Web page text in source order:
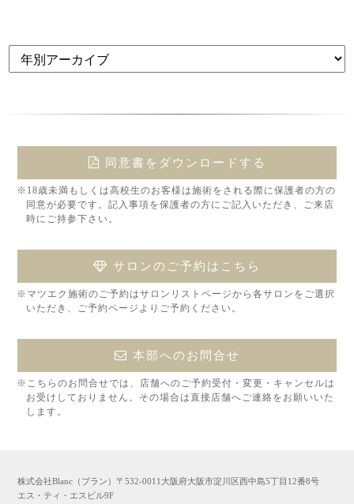
同意書をダウンロードする
※18歳未満もしくは高校生のお客様は施術をされる際に保護者の方の
同意が必要です。記入事項を保護者の方にご記入いただき、ご来店
時にご持参下さい。
サロンのご予約はこちら
※マツエク施術のご予約はサロンリストページから各サロンをご選択
いただき、ご予約ページよりご予約ください。
本部へのお問合せ
※こちらのお問合せでは、店舗へのご予約受付・変更・キャンセルは
お受けしておりません。その場合は直接店舗へご連絡をお願いいた
します。
株式会社Blanc（ブラン）〒532-0011大阪府大阪市淀川区西中島5丁目12番8号
エス・ティ・エスビル9F